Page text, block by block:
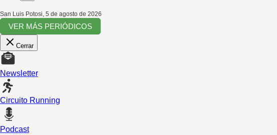
San Luis Potosi 5 de agosto de 2026
VER MÁS PERIÓDICOS
Cerrar
Newsletter
Circuito Running
Podcast